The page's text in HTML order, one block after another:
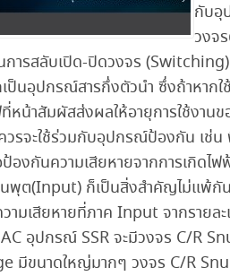
กับอุ
วงจ
นการสลับเปิด-ปิดวงจร
เป็นอุปกรณ์สารกึ่งตัวนำ ซึ่งถ้าหาก
หน้าสัมผัสส่งผลให้อายุการใช้งาน
วรจะใช้ร่วมกับอุปกรณ์ป้องกัน เช่
ป้องกันความเสียหายจากการเกิดไ
พุต(Input) ก็เป็นสิ่งสำคัญไม่แพ้กั
วามเสียหายที่ภาค Input จากราย
อุปกรณ์ SSR จะมีวงจร C/R
มีขนาดใหญ่มากๆ วงจร C/R